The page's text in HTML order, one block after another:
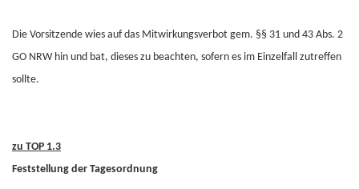
Die Vorsitzende wies auf das Mitwirkungsverbot gem. §§ 31 und 43 Abs. 2
GO NRW hin und bat, dieses zu beachten, sofern es im Einzelfall zutreffen
sollte.
zu TOP 1.3
Feststellung der Tagesordnung